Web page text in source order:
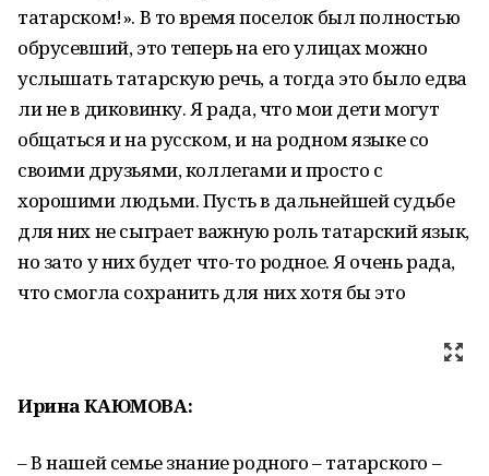
татарском!». В то время поселок был полностью
обрусевший, это теперь на его улицах можно
услышать татарскую речь, а тогда это было едва
ли не в диковинку. Я рада, что мои дети могут
общаться и на русском, и на родном языке со
своими друзьями, коллегами и просто с
хорошими людьми. Пусть в дальнейшей судьбе
для них не сыграет важную роль татарский язык,
но зато у них будет что-то родное. Я очень рада,
что смогла сохранить для них хотя бы это
Ирина КАЮМОВА:
– В нашей семье знание родного – татарского –